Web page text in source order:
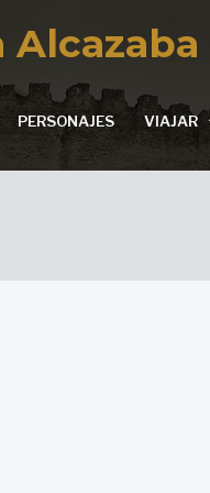
Alcazaba
PERSONAJES VIAJAR